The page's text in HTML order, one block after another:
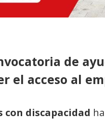
de
el acceso al
discapacidad